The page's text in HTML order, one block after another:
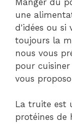
une
d'idées ou si
toujours la
nous vous
pour
vous
La truite est
protéines de